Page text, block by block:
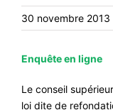
30 novembre 2013
Enquête en ligne
Le conseil
loi dite de